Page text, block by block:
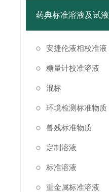
药典标准溶液及试液
安捷伦液相校准液
糖量计校准溶液
混标
环境检测标准物质
兽残标准物质
定制溶液
标准溶液
重金属标准溶液